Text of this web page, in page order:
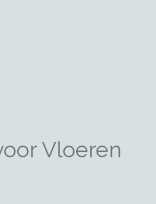
Vloeren